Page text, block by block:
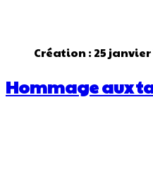
Création : 25 janvier
Hommage aux